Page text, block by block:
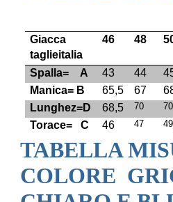
Giacca
taglieitalia
46 48
Spalla= A 43 44
Manica= B 65,5 67
Lunghez=D 68,5 70 70
Torace= C 46 47
TABELLA
COLORE